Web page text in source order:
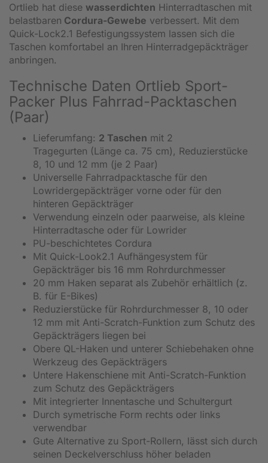
Ortlieb hat diese wasserdichten Hinterradtaschen mit
belastbaren Cordura-Gewebe verbessert. Mit dem
Quick-Lock2.1 Befestigungssystem lassen sich die
Taschen komfortabel an Ihren Hinterradgepäckträger
anbringen.
Technische Daten Ortlieb Sport-
Packer Plus Fahrrad-Packtaschen
(Paar)
Lieferumfang: 2 Taschen mit 2
Tragegurten (Länge ca. 75 cm), Reduzierstücke
8, 10 und 12 mm (je 2 Paar)
Universelle Fahrradpacktasche für den
Lowridergepäckträger vorne oder für den
hinteren Gepäckträger
Verwendung einzeln oder paarweise, als kleine
Hinterradtasche oder für Lowrider
PU-beschichtetes Cordura
Mit Quick-Look2.1 Aufhängesystem für
Gepäckträger bis 16 mm Rohrdurchmesser
20 mm Haken separat als Zubehör erhältlich (z.
B. für E-Bikes)
Reduzierstücke für Rohrdurchmesser 8, 10 oder
12 mm mit Anti-Scratch-Funktion zum Schutz des
Gepäckträgers liegen bei
Obere QL-Haken und unterer Schiebehaken ohne
Werkzeug des Gepäckträgers
Untere Hakenschiene mit Anti-Scratch-Funktion
zum Schutz des Gepäckträgers
Mit integrierter Innentasche und Schultergurt
Durch symetrische Form rechts oder links
verwendbar
Gute Alternative zu Sport-Rollern, lässt sich durch
seinen Deckelverschluss höher beladen